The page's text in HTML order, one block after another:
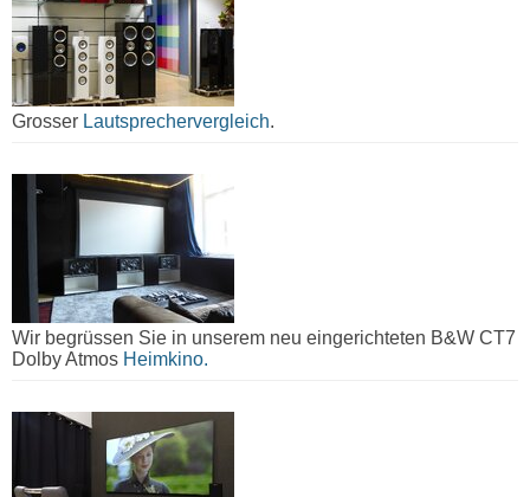
Grosser Lautsprechervergleich.
Wir begrüssen Sie in unserem neu eingerichteten B&W CT7
Dolby Atmos Heimkino.